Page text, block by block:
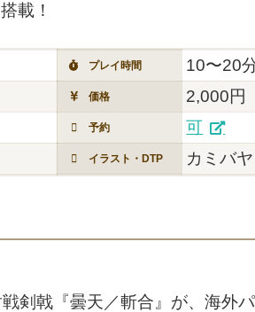
載！
プレイ時間 10〜20
価格 2,000円
予約 可
イラスト・DTP カミバ
剣戟『曇天／斬合』が、海外